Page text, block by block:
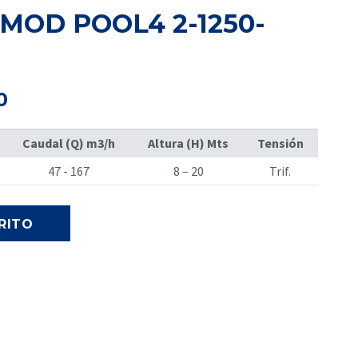
POOL4 2-1250-
El
actual
es:
S/ 15,400.00.
Caudal (Q) m3/h Altura (H) Mts
Tensión
47 - 167
8 – 20 Trif.